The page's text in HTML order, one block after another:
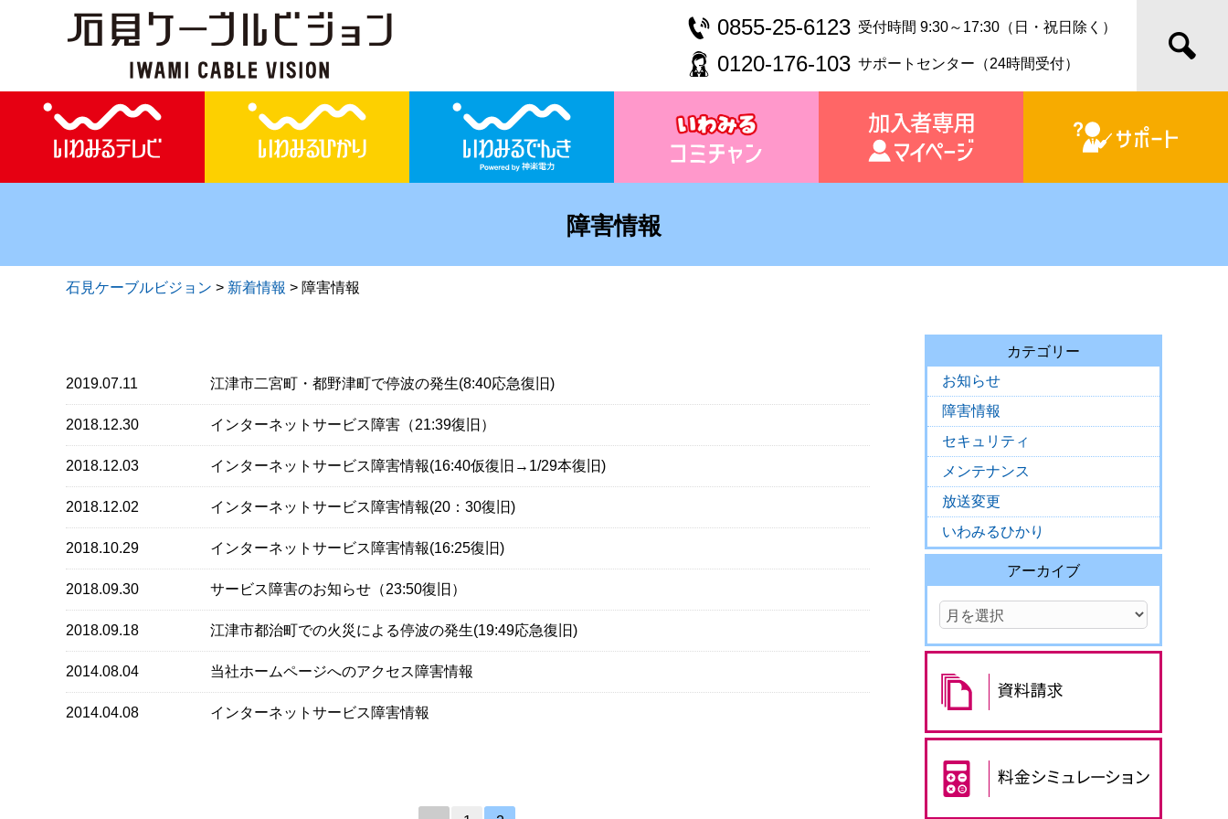
0855-25-6123 受付時間 9:30～17:30（日・祝日除く）
0120-176-103 サポートセンター（24時間受付）
障害情報
石見ケーブルビジョン > 新着情報 > 障害情報
2019.07.11 江津市二宮町・都野津町で停波の発生(8:40応急復旧)
2018.12.30 インターネットサービス障害（21:39復旧）
2018.12.03 インターネットサービス障害情報(16:40仮復旧→1/29本復旧)
2018.12.02 インターネットサービス障害情報(20：30復旧)
2018.10.29 インターネットサービス障害情報(16:25復旧)
2018.09.30 サービス障害のお知らせ（23:50復旧）
2018.09.18 江津市都治町での火災による停波の発生(19:49応急復旧)
2014.08.04 当社ホームページへのアクセス障害情報
2014.04.08 インターネットサービス障害情報
カテゴリー
お知らせ
障害情報
セキュリティ
メンテナンス
放送変更
いわみるひかり
アーカイブ